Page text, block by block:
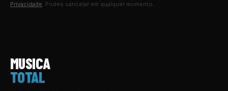
Privacidade. Podes cancelar em qualquer momento.
MUSICA
TOTAL